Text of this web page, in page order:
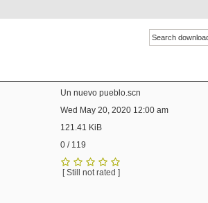
Un nuevo pueblo.scn
Wed May 20, 2020 12:00 am
121.41 KiB
0 / 119
[ Still not rated ]